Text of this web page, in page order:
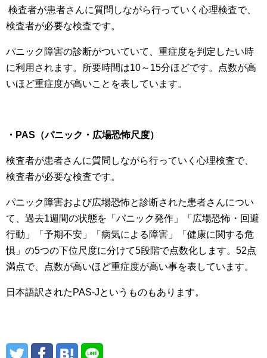
検査者が患者さんに質問しながら行っていく心理検査で、
検査者が必要な検査です。
パニック障害の診断がついていて、重症度を判定したい時
に利用されます。所要時間は10～15分ほどです。点数が高
いほど重症度が高いことを表しています。
・PAS（パニック・広場恐怖尺度）
検査者が患者さんに質問しながら行っていく心理検査で、
検査者が必要な検査です。
パニック障害および広場恐怖と診断された患者さんについ
て、過去1週間の状態を「パニック発作」「広場恐怖・回避
行動」「予期不安」「病気による障害」「健康に関する危
惧」の5つの下位尺度に分けて5段階で点数化します。52点
満点で、点数が高いほど重症度が高い事を表しています。
日本語訳されたPAS-Jというものもあります。